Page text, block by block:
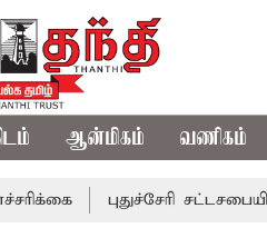
ஆன்மிகம் வணிகம்
புதுச்சேரி சட்டசபையில்